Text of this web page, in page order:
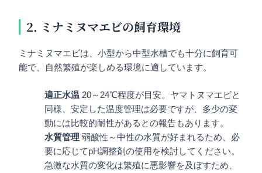
2. ミナミヌマエビの飼育環境
ミナミヌマエビは、小型から中型水槽でも十分に飼育可
能で、自然繁殖が楽しめる環境に適しています。
適正水温 20～24℃程度が目安。ヤマトヌマエビと
同様、安定した温度管理は必要ですが、多少の変
動には比較的耐性があるとの報告もあります。
水質管理 弱酸性～中性の水質が好まれるため、必
要に応じてpH調整剤の使用を検討してください。
急激な水質の変化は繁殖に悪影響を及ぼすため、